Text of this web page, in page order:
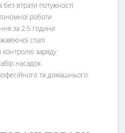
без втрати потужності
роботи
за 2.5 години
сталі
контролю заряду
насадок
та домашнього